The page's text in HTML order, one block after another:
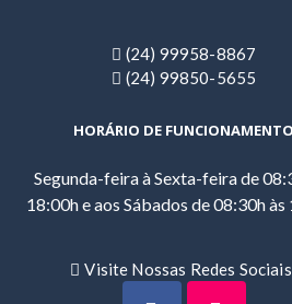
(24) 99958-8867
(24) 99850-5655
HORÁRIO DE FUNCIONAMENTO
Segunda-feira à Sexta-feira de
18:00h e aos Sábados de 08:30h às
Visite Nossas Redes